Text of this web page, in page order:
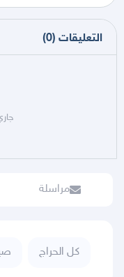
التعليقات (
0
)
مراسلة
كل الحراج